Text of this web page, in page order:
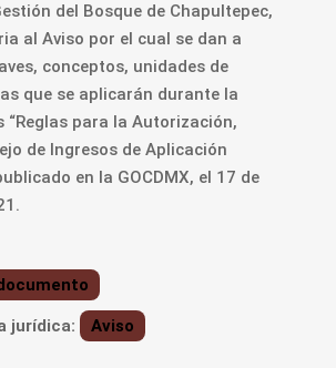
del Bosque de Chapultepec,
al Aviso por el cual se dan a
conceptos, unidades de
que se aplicarán durante la
“Reglas para la Autorización,
de Ingresos de Aplicación
en la GOCDMX, el 17 de
jurídica: Aviso